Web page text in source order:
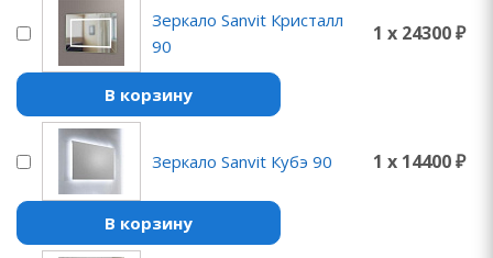
Зеркало Sanvit Кристалл
90
1 x 24300 ₽
В корзину
Зеркало Sanvit Кубэ 90 1 x 14400 ₽
В корзину